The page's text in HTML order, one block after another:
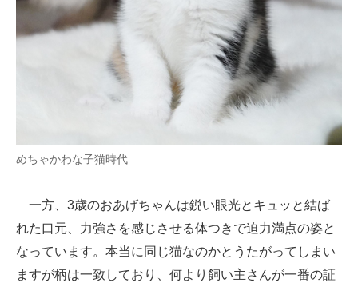
めちゃかわな子猫時代
一方、3歳のおあげちゃんは鋭い眼光とキュッと結ば
れた口元、力強さを感じさせる体つきで迫力満点の姿と
なっています。本当に同じ猫なのかとうたがってしまい
ますが柄は一致しており、何より飼い主さんが一番の証